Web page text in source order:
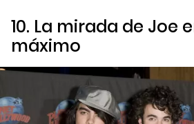
10. La mirada de Joe
máximo